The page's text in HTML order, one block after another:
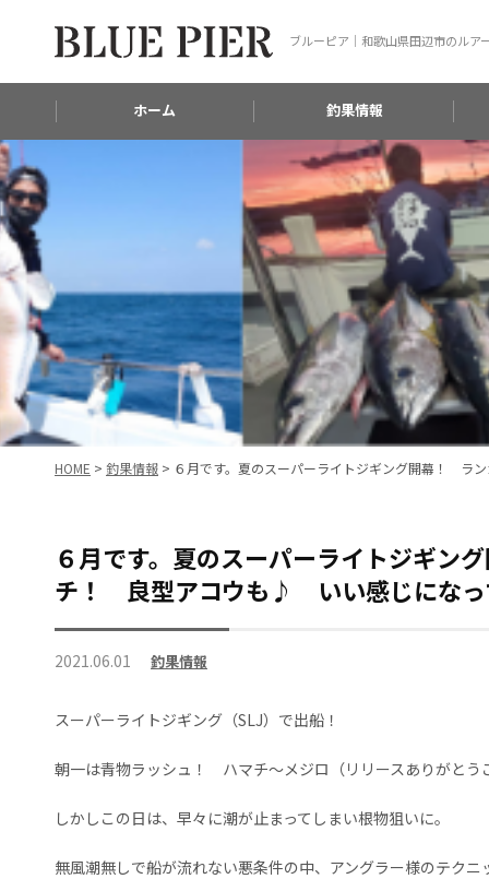
ブルーピア｜和歌山県田辺市のルア
ホーム 釣果情報
HOME > 釣果情報 > ６月です。夏のスーパーライトジギング開幕！
６月です。夏のスーパーライトジギン
チ！ 良型アコウも♪ いい感じにな
2021.06.01 釣果情報
スーパーライトジギング（SLJ）で出船！
朝一は青物ラッシュ！ ハマチ～メジロ（リリースありがとう
しかしこの日は、早々に潮が止まってしまい根物狙いに。
無風潮無しで船が流れない悪条件の中、アングラー様のテ